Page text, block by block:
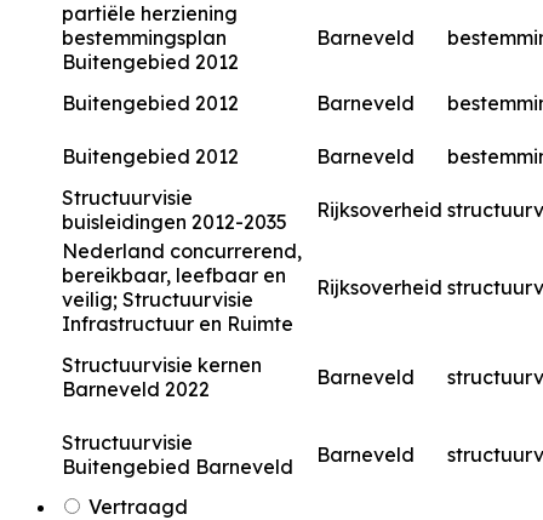
partiële herziening
bestemmingsplan
Buitengebied 2012
Barneveld
Buitengebied 2012 Barneveld
Buitengebied 2012 Barneveld
Structuurvisie
buisleidingen 2012-2035
Rijksoverheid
Nederland concurrerend,
bereikbaar, leefbaar en
veilig; Structuurvisie
Infrastructuur en Ruimte
Rijksoverheid
Structuurvisie kernen
Barneveld 2022
Barneveld
Structuurvisie
Buitengebied Barneveld
Barneveld
Vertraagd